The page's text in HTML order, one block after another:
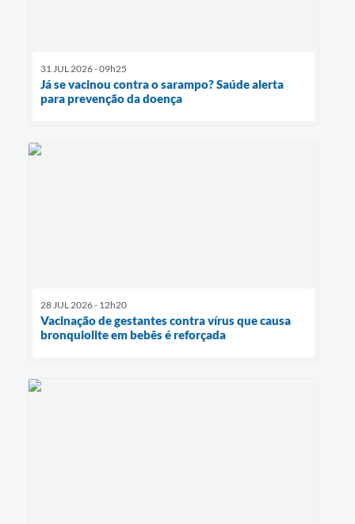
31 JUL 2026 - 09h25
Já se vacinou contra o sarampo? Saúde alerta
para prevenção da doença
28 JUL 2026 - 12h20
Vacinação de gestantes contra vírus que causa
bronquiolite em bebês é reforçada